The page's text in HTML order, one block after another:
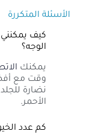
الأسئلة المتكررة
كيف يمكنني
الوجه؟
يمكنك
وقت مع
نضارة
الأحمر.
كم عدد